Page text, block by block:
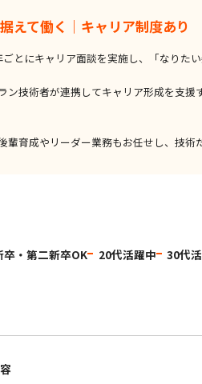
えて働く｜キャリア制度あり
とにキャリア面談を実施し、「なりた
ン技術者が連携してキャリア形成を支
輩育成やリーダー業務もお任せし、技
卒・第二新卒OK 20代活躍中 30代